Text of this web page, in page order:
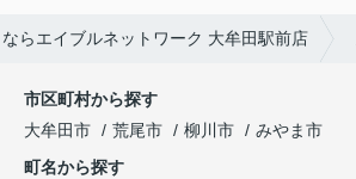
らエイブルネットワーク 大牟田駅前店
市区町村から探す
大牟田市
荒尾市 柳川市
みやま市
町名から探す